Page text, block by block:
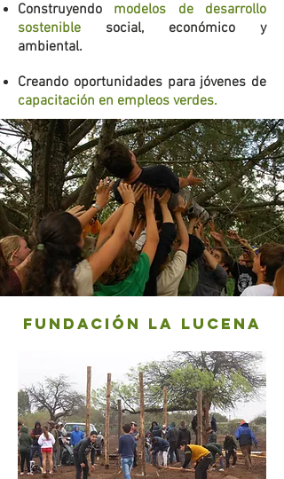
Construyendo modelos de desarrollo
sostenible social, económico y
ambiental.
Creando oportunidades para jóvenes de
capacitación en empleos verdes.
fundación la lucena